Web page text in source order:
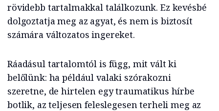
rövidebb tartalmakkal találkozunk. Ez kevésbé
dolgoztatja meg az agyat, és nem is biztosít
számára változatos ingereket.
Ráadásul tartalomtól is függ, mit vált ki
belőlünk: ha például valaki szórakozni
szeretne, de hirtelen egy traumatikus hírbe
botlik, az teljesen feleslegesen terheli meg az